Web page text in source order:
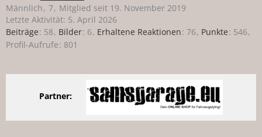
Männlich 7 Mitglied seit 19. November 2019
Letzte Aktivität: 5. April 2026
Beiträge 58 Bilder 6 Erhaltene Reaktionen 76 Punkte 546
Profil-Aufrufe 801
Partner: